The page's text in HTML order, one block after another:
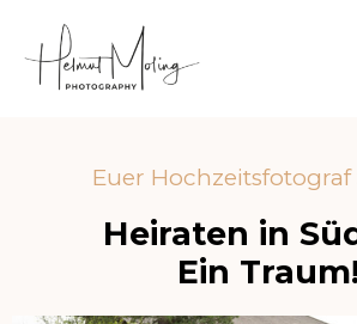
Euer
Heiraten in
Ein Traum!